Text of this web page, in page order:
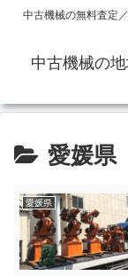
中古機械の無料査定
中古機械の
愛媛県
愛媛県